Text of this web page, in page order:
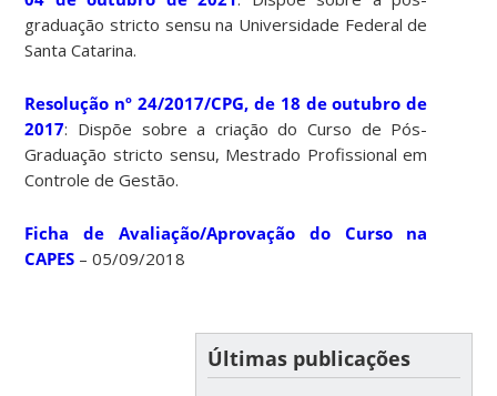
graduação stricto sensu na Universidade Federal de
Santa Catarina.
Resolução nº 24/2017/CPG, de 18 de outubro de
2017: Dispõe sobre a criação do Curso de Pós-
Graduação stricto sensu, Mestrado Profissional em
Controle de Gestão.
Ficha de Avaliação/Aprovação do Curso na
CAPES – 05/09/2018
Últimas publicações